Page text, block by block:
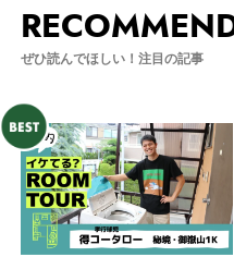
ぜひ読んでほしい！注目の記事